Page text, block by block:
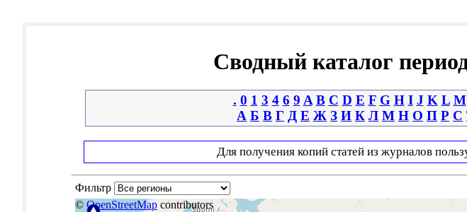
Сводный каталог
. 0 1 3 4 6 9 A B C D E F G H I J K L M
А Б В Г Д Е Ж З И К Л М Н О П Р С
Для получения копий статей из журналов
Фильтр
© OpenStreetMap contributors